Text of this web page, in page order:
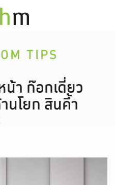
TIPS
น้า ก๊อกเดี่ยว
นโยก สินคึ้า